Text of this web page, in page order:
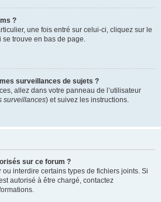
?
une fois entré sur celui-ci, cliquez sur le
se trouve en bas de page.
surveillances de sujets ?
allez dans votre panneau de l’utilisateur
surveillances) et suivez les instructions.
sur ce forum ?
ou interdire certains types de fichiers joints. Si
autorisé à être chargé, contactez